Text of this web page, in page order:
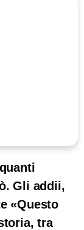
Gli addii,
«Questo
tra